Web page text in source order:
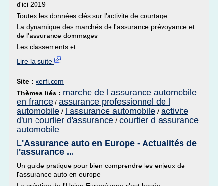
d'ici 2019
Toutes les données clés sur l'activité de courtage
La dynamique des marchés de l'assurance prévoyance et
de l'assurance dommages
Les classements et...
Lire la suite
Site : xerfi.com
Thèmes liés : marche de l assurance automobile
en france / assurance professionnel de l
automobile / l assurance automobile / activite
d'un courtier d'assurance / courtier d assurance
automobile
L'Assurance auto en Europe - Actualités de
l'assurance ...
Un guide pratique pour bien comprendre les enjeux de
l'assurance auto en europe